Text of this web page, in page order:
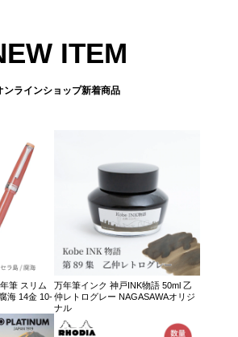
ITEM
ンラインショップ新着商品
筆 スリム
海 14金 10-
万年筆インク 神戸INK物語 50ml 乙
仲レトログレー NAGASAWAオリジ
ナル